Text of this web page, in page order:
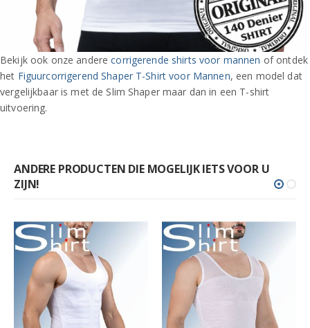
Bekijk ook onze anderecorrigerende shirts voor mannen of ontdek
het Figuurcorrigerend Shaper T-Shirt voor Mannen, een model dat
vergelijkbaar is met de Slim Shaper maar dan in een T-shirt
uitvoering.
ANDERE PRODUCTEN DIE MOGELIJK IETS VOOR U
ZIJN!